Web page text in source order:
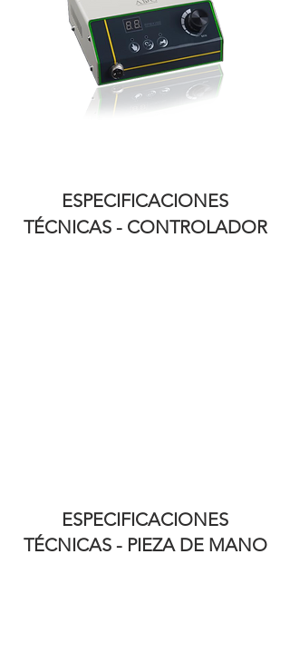
ESPECIFICACIONES
TÉCNICAS - CONTROLADOR
ESPECIFICACIONES
TÉCNICAS - PIEZA DE MANO